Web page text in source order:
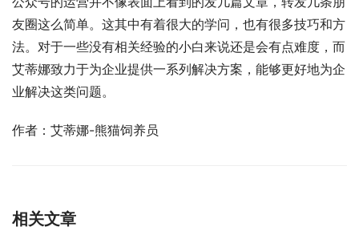
友圈这么简单。这其中有着很大的学问，也有很多技巧和方
法。对于一些没有相关经验的小白来说还是会有点难度，而
艾蒂娜致力于为企业提供一系列解决方案，能够更好地为企
业解决这类问题。
作者：艾蒂娜-熊猫饲养员
相关文章